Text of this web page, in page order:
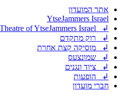
אתר המועדון
YtseJammers Israel
↲ The Theatre of YtseJammers Israel
↲ רוק מתקדם
↲ מוסיקה קצת אחרת
↲ שמונצעס
↲ ציוד ונגנים
↲ הופעות
חברי מועדון